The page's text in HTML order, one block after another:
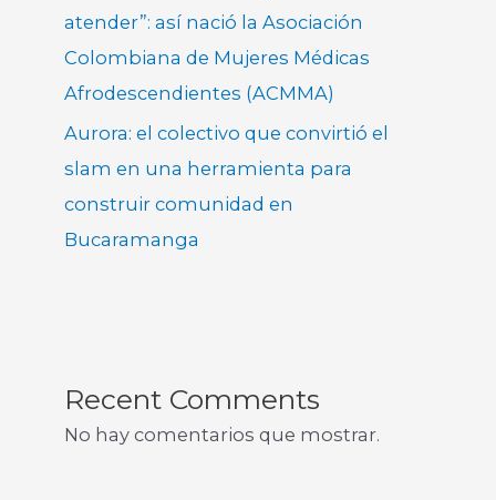
atender”: así nació la Asociación
Colombiana de Mujeres Médicas
Afrodescendientes (ACMMA)
Aurora: el colectivo que convirtió el
slam en una herramienta para
construir comunidad en
Bucaramanga
Recent Comments
No hay comentarios que mostrar.